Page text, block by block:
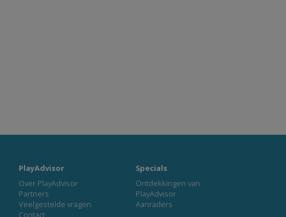
PlayAdvisor
Over PlayAdvisor
Partners
Veelgestelde vragen
Contact
Specials
Ontdekkingen van
PlayAdvisor
Aanraders